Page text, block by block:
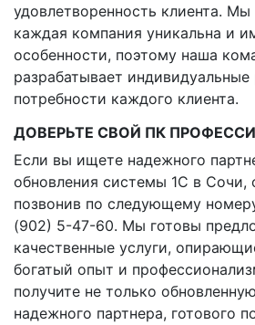
удовлетворенность клиента.
каждая компания уникальна и
особенности, поэтому наша
разрабатывает
потребности каждого клиента.
ДОВЕРЬТЕ СВОЙ ПК
Если вы ищете надежного
обновления системы 1C в Сочи,
позвонив по следующему
(902) 5-47-60. Мы готовы
качественные услуги,
богатый опыт и
получите не только
надежного партнера, готового